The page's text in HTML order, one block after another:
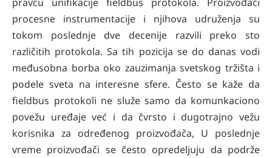
procesne instrumentacije i njihova udruženja su
tokom poslednje dve decenije razvili preko sto
različitih protokola. Sa tih pozicija se do danas vodi
međusobna borba oko zauzimanja svetskog tržišta i
podele sveta na interesne sfere. Često se kaže da
fieldbus protokoli ne služe samo da komunkaciono
povežu uređaje već i da čvrsto i dugotrajno vežu
korisnika za određenog proizvođača, U poslednje
vreme proizvođači se često opredeljuju da podrže